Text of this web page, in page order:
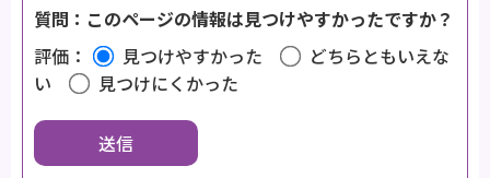
質問：このページの情報は見つけやすかったですか？
評価：
見つけやすかった
どちらともいえな
い
見つけにくかった